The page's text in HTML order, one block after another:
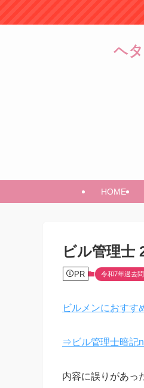
ヘ
HOME
ビル管理士
PR 令和7年過去問
ビルメンにおすす
⇒ビル管理士暗記
内容に誤りがあっ